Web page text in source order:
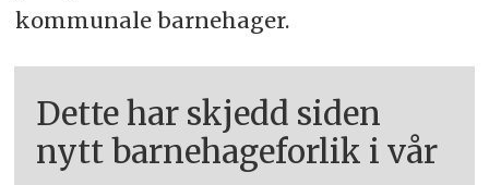
kommunale barnehager.
Dette har skjedd siden
nytt barnehageforlik i vår